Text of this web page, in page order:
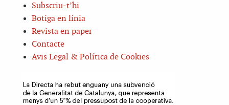
Subscriu-t’hi
Botiga en línia
Revista en paper
Contacte
Avis Legal & Política de Cookies